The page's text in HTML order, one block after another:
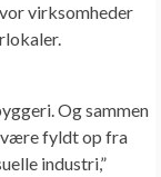
virksomheder
Og sammen
være fyldt op fra
industri,”